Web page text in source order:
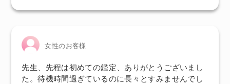
女性のお客様
先生、先程は初めての鑑定、ありがとうございまし
た。待機時間過ぎているのに長々とすみませんでし